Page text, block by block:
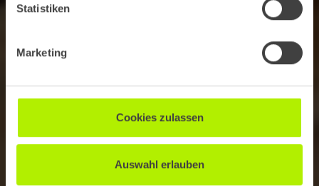
Statistiken
Marketing
Cookies zulassen
Auswahl erlauben